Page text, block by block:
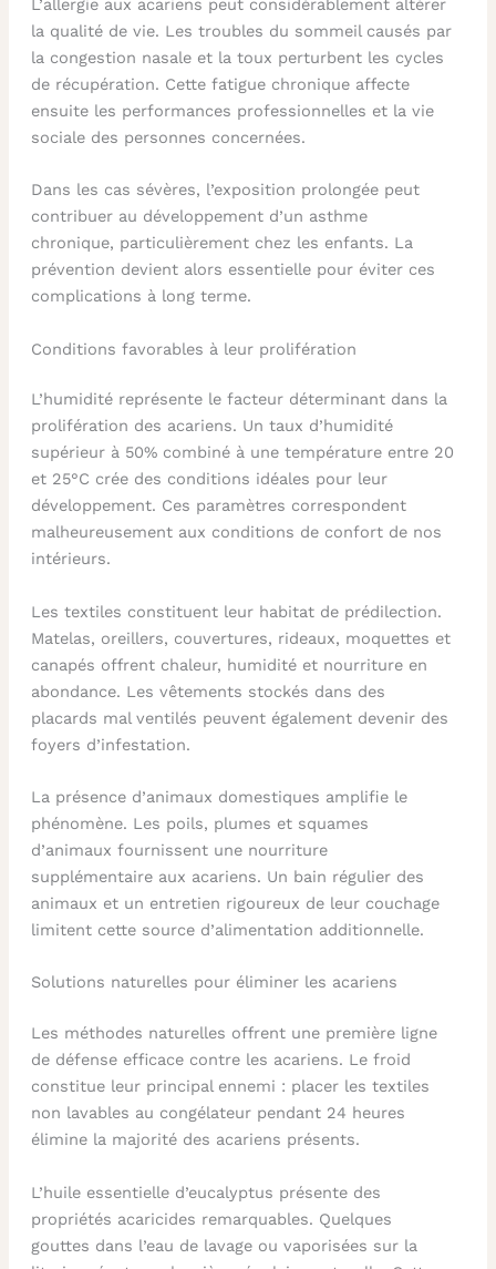
L’allergie aux acariens peut considérablement altérer
la qualité de vie. Les troubles du sommeil causés par
la congestion nasale et la toux perturbent les cycles
de récupération. Cette fatigue chronique affecte
ensuite les performances professionnelles et la vie
sociale des personnes concernées.
Dans les cas sévères, l’exposition prolongée peut
contribuer au développement d’un asthme
chronique, particulièrement chez les enfants. La
prévention devient alors essentielle pour éviter ces
complications à long terme.
Conditions favorables à leur prolifération
L’humidité représente le facteur déterminant dans la
prolifération des acariens. Un taux d’humidité
supérieur à 50% combiné à une température entre 20
et 25°C crée des conditions idéales pour leur
développement. Ces paramètres correspondent
malheureusement aux conditions de confort de nos
intérieurs.
Les textiles constituent leur habitat de prédilection.
Matelas, oreillers, couvertures, rideaux, moquettes et
canapés offrent chaleur, humidité et nourriture en
abondance. Les vêtements stockés dans des
placards mal ventilés peuvent également devenir des
foyers d’infestation.
La présence d’animaux domestiques amplifie le
phénomène. Les poils, plumes et squames
d’animaux fournissent une nourriture
supplémentaire aux acariens. Un bain régulier des
animaux et un entretien rigoureux de leur couchage
limitent cette source d’alimentation additionnelle.
Solutions naturelles pour éliminer les acariens
Les méthodes naturelles offrent une première ligne
de défense efficace contre les acariens. Le froid
constitue leur principal ennemi : placer les textiles
non lavables au congélateur pendant 24 heures
élimine la majorité des acariens présents.
L’huile essentielle d’eucalyptus présente des
propriétés acaricides remarquables. Quelques
gouttes dans l’eau de lavage ou vaporisées sur la